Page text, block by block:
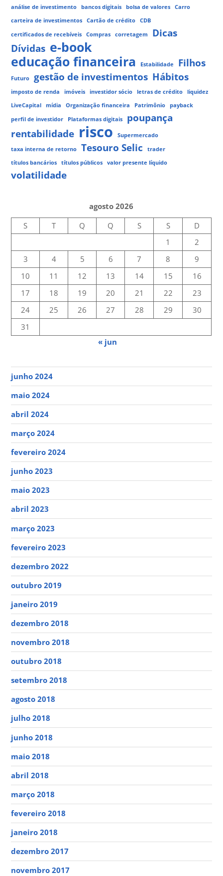
análise de investimento bancos digitais bolsa de valores
Carro
carteira de investimentos
Cartão de crédito
CDB
certificados de recebíveis
Compras corretagem
Dicas
Dívidas e-book
educação financeira
Estabilidade Filhos
Futuro gestão de investimentos Hábitos
imposto de renda imóveis investidor sócio letras de crédito
liquidez
LiveCapital
mídia Organização financeira Patrimônio
payback
perfil de investidor
Plataformas digitais
poupança
rentabilidade risco
Supermercado
taxa interna de retorno
Tesouro Selic
trader
títulos bancários
títulos públicos valor presente líquido
volatilidade
agosto 2026
S
T Q Q S S
D
1
2
3
4 5 6 7 8
9
10
11 12 13 14 15
16
17
18 19 20 21 22
23
24
25 26 27 28 29
30
31
« jun
junho 2024
maio 2024
abril 2024
março 2024
fevereiro 2024
junho 2023
maio 2023
abril 2023
março 2023
fevereiro 2023
dezembro 2022
outubro 2019
janeiro 2019
dezembro 2018
novembro 2018
outubro 2018
setembro 2018
agosto 2018
julho 2018
junho 2018
maio 2018
abril 2018
março 2018
fevereiro 2018
janeiro 2018
dezembro 2017
novembro 2017